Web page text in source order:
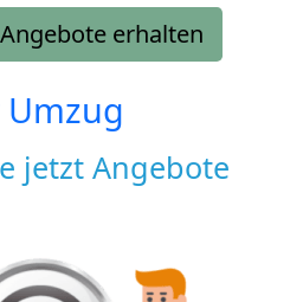
erhalten
jetzt Angebote